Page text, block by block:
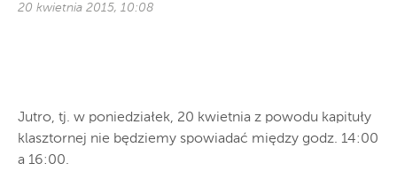
20 kwietnia 2015, 10:08
Jutro, tj. w poniedziałek, 20 kwietnia z powodu kapituły
klasztornej nie będziemy spowiadać między godz. 14:00
a 16:00.